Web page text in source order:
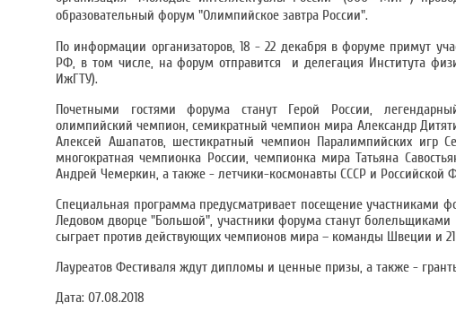
образовательный форум "Олимпийское завтра России".
По информации организаторов, 18 - 22 декабря в форуме примут
РФ, в том числе, на форум отправится и делегация Института
ИжГТУ).
Почетными гостями форума станут Герой России,
олимпийский чемпион, семикратный чемпион мира Александр
Алексей Ашапатов, шестикратный чемпион Паралимпийских игр
многократная чемпионка России, чемпионка мира Татьяна
Андрей Чемеркин, а также - летчики-космонавты СССР и Российской
Специальная программа предусматривает посещение участниками
Ледовом дворце "Большой", участники форума станут болельщиками
сыграет против действующих чемпионов мира – команды Швеции и
Лауреатов Фестиваля ждут дипломы и ценные призы, а также -
Дата: 07.08.2018